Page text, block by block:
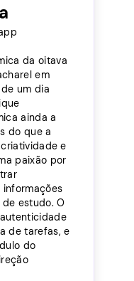
da oitava
em
um dia
ainda a
do que a
e
paixão por
estudo. O
de tarefas, e
do